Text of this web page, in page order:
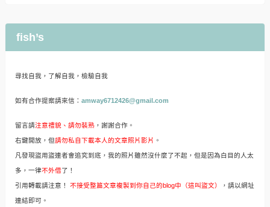
fish’s
尋找自我，了解自我，檢驗自我
如有合作提案請來信： amway6712426@gmail.com
留言請注意禮貌、請勿裝熟，謝謝合作。
右鍵開放，但請勿私自下載本人的文章照片影片 。
凡發現盜用盜連者會追究到底，我的照片雖然沒什麼了不起，但是因為白目的人太
多，一律不外借了！
引用轉載請注意！ 不接受整篇文章複製到你自己的blog中（這叫盜文） ，請以網址
連結即可。